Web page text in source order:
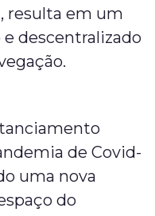
resulta em um
descentralizado
de Covid-
uma nova
do